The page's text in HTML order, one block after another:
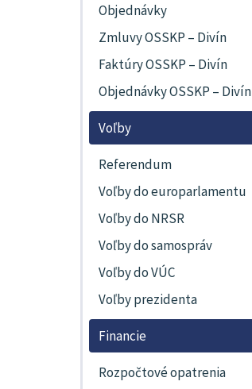
Objednávky
Zmluvy OSSKP – Divín
Faktúry OSSKP – Divín
Objednávky OSSKP – Divín
Voľby
Referendum
Voľby do europarlamentu
Voľby do NRSR
Voľby do samospráv
Voľby do VÚC
Voľby prezidenta
Financie
Rozpočtové opatrenia